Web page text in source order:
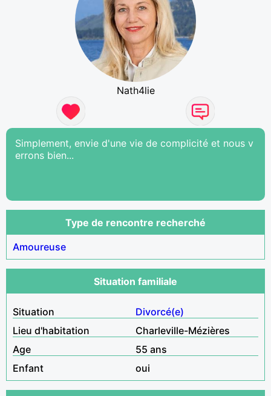
Nath4lie
Simplement, envie d'une vie de complicité et nous v
errons bien...
Type de rencontre recherché
Amoureuse
Situation familiale
Situation
Divorcé(e)
Lieu d'habitation
Charleville-Mézières
Age
55 ans
Enfant
oui